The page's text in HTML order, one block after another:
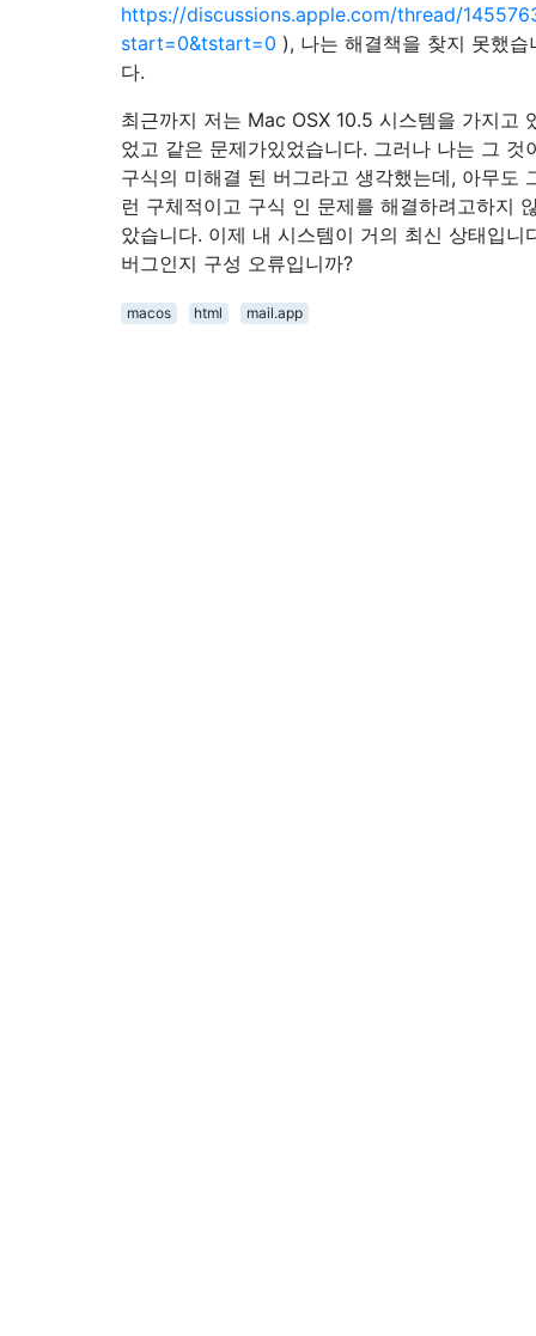
https://discussions.apple.com/thread/
start=0&tstart=0 ), 나는 해결책을 찾지 못했습
다.
최근까지 저는 Mac OSX 10.5 시스템을 가지고
었고 같은 문제가있었습니다. 그러나 나는 그 것
구식의 미해결 된 버그라고 생각했는데, 아무도
런 구체적이고 구식 인 문제를 해결하려고하지
았습니다. 이제 내 시스템이 거의 최신 상태입니
버그인지 구성 오류입니까?
macos html mail.app